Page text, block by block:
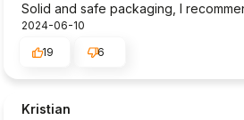
Solid and safe packaging, I
2024-06-10
19
6
Kristian